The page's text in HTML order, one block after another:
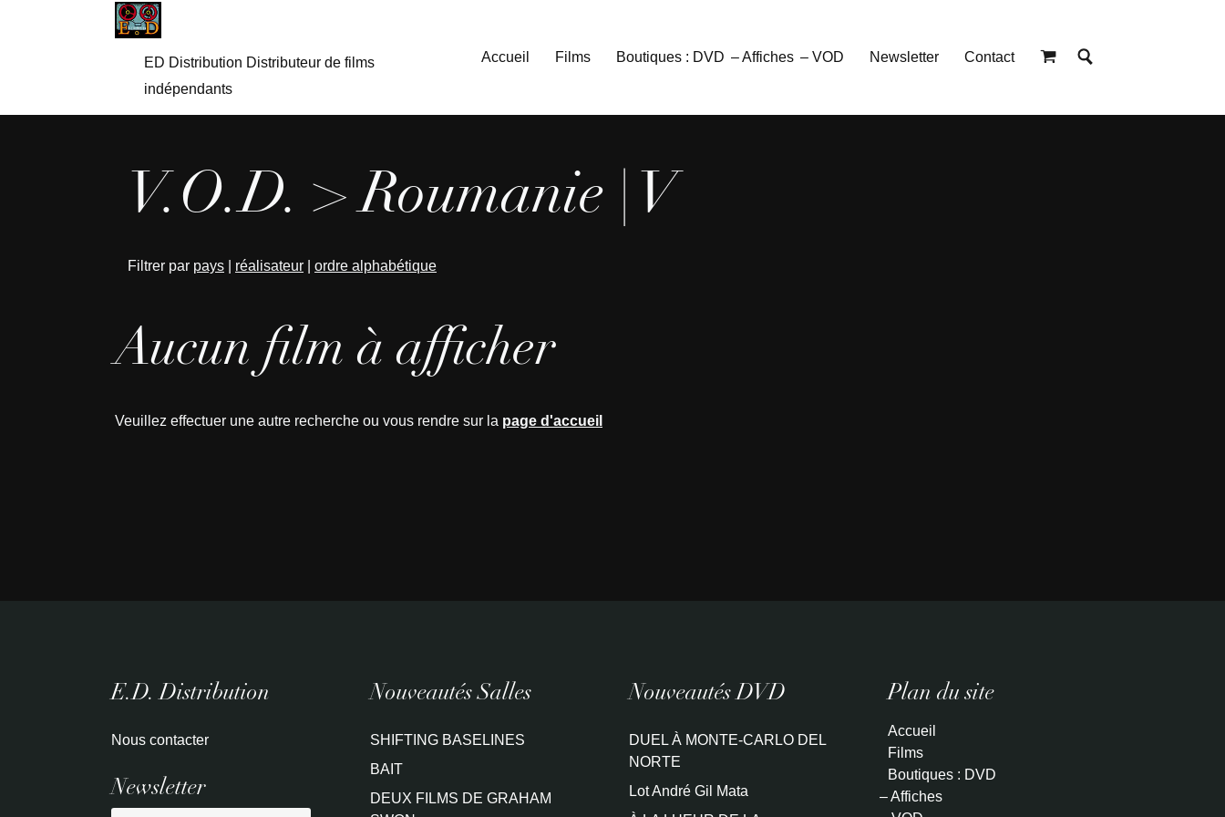
ED Distribution Distributeur de films
indépendants
Accueil Films Boutiques : DVD – Affiches – VOD Newsletter Contact
V.O.D. > Roumanie | V
Filtrer par pays réalisateur ordre alphabétique
Aucun film à afficher
Veuillez effectuer une autre recherche ou vous rendre sur la page d'accueil
E.D. Distribution
Nous contacter
Newsletter
Nouveautés Salles
SHIFTING BASELINES
BAIT
DEUX FILMS DE GRAHAM
Nouveautés DVD
DUEL À MONTE-CARLO DEL
NORTE
Lot André Gil Mata
Plan du site
Accueil
Films
Boutiques : DVD
– Affiches